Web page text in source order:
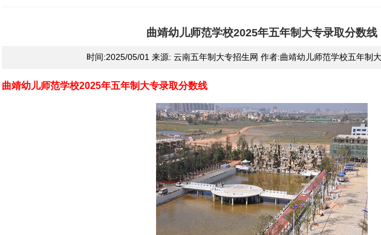
曲靖幼儿师范学校2025年五年制大专录取分数线
时间:2025/05/01 来源: 云南五年制大专招生网 作者:曲靖幼儿师范学校五年制
曲靖幼儿师范学校2025年五年制大专录取分数线